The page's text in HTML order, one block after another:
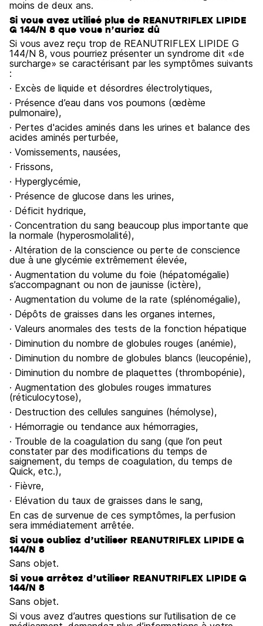
moins de deux ans.
Si vous avez utilisé plus de REANUTRIFLEX LIPIDE
G 144/N 8 que vous n’auriez dû
Si vous avez reçu trop de REANUTRIFLEX LIPIDE G
144/N 8, vous pourriez présenter un syndrome dit «de
surcharge» se caractérisant par les symptômes suivants
:
· Excès de liquide et désordres électrolytiques,
· Présence d’eau dans vos poumons (œdème
pulmonaire),
· Pertes d'acides aminés dans les urines et balance des
acides aminés perturbée,
· Vomissements, nausées,
· Frissons,
· Hyperglycémie,
· Présence de glucose dans les urines,
· Déficit hydrique,
· Concentration du sang beaucoup plus importante que
la normale (hyperosmolalité),
· Altération de la conscience ou perte de conscience
due à une glycémie extrêmement élevée,
· Augmentation du volume du foie (hépatomégalie)
s’accompagnant ou non de jaunisse (ictère),
· Augmentation du volume de la rate (splénomégalie),
· Dépôts de graisses dans les organes internes,
· Valeurs anormales des tests de la fonction hépatique
· Diminution du nombre de globules rouges (anémie),
· Diminution du nombre de globules blancs (leucopénie),
· Diminution du nombre de plaquettes (thrombopénie),
· Augmentation des globules rouges immatures
(réticulocytose),
· Destruction des cellules sanguines (hémolyse),
· Hémorragie ou tendance aux hémorragies,
· Trouble de la coagulation du sang (que l’on peut
constater par des modifications du temps de
saignement, du temps de coagulation, du temps de
Quick, etc.),
· Fièvre,
· Elévation du taux de graisses dans le sang,
En cas de survenue de ces symptômes, la perfusion
sera immédiatement arrêtée.
Si vous oubliez d’utiliser REANUTRIFLEX LIPIDE G
144/N 8
Sans objet.
Si vous arrêtez d’utiliser REANUTRIFLEX LIPIDE G
144/N 8
Sans objet.
Si vous avez d’autres questions sur l’utilisation de ce